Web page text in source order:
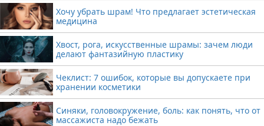
Хочу убрать шрам! Что предлагает эстетическая
медицина
Хвост, рога, искусственные шрамы: зачем люди
делают фантазийную пластику
Чеклист: 7 ошибок, которые вы допускаете при
хранении косметики
Синяки, головокружение, боль: как понять, что от
массажиста надо бежать